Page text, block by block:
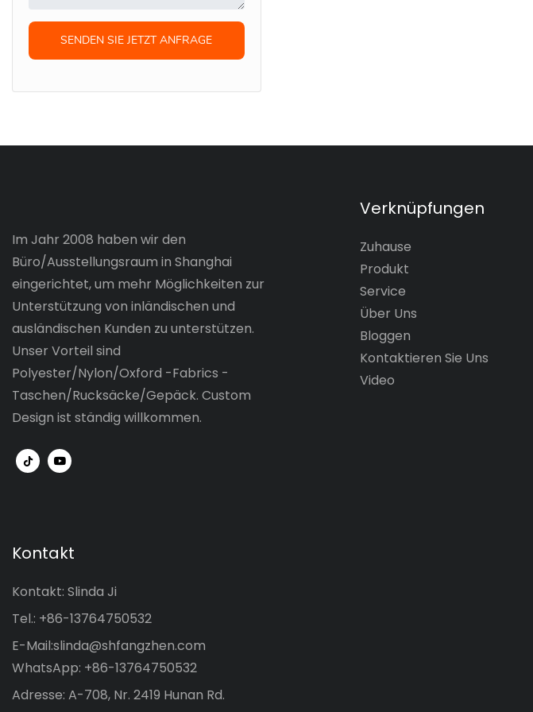
SENDEN SIE JETZT ANFRAGE
Im Jahr 2008 haben wir den
Büro/Ausstellungsraum in Shanghai
eingerichtet, um mehr Möglichkeiten zur
Unterstützung von inländischen und
ausländischen Kunden zu unterstützen.
Unser Vorteil sind
Polyester/Nylon/Oxford -Fabrics -
Taschen/Rucksäcke/Gepäck. Custom
Design ist ständig willkommen.
Verknüpfungen
Zuhause
Produkt
Service
Über Uns
Bloggen
Kontaktieren Sie Uns
Video
Kontakt
Kontakt: Slinda Ji
Tel.: +86-13764750532
E-Mail:slinda@shfangzhen.com
WhatsApp: +86-13764750532
Adresse: A-708, Nr. 2419 Hunan Rd.